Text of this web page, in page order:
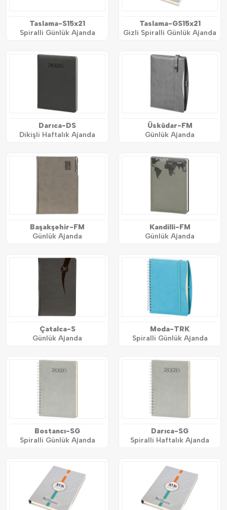
Taslama-S15x21
Spiralli Günlük Ajanda
Taslama-GS15x21
Gizli Spiralli Günlük Ajanda
Darıca-DS
Dikişli Haftalık Ajanda
Üsküdar-FM
Günlük Ajanda
Başakşehir-FM
Günlük Ajanda
Kandilli-FM
Günlük Ajanda
Çatalca-S
Günlük Ajanda
Moda-TRK
Spiralli Günlük Ajanda
Bostancı-SG
Spiralli Günlük Ajanda
Darıca-SG
Spiralli Haftalık Ajanda